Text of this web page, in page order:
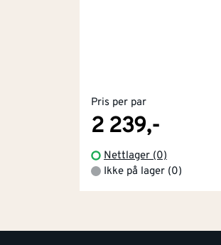
Pris per par
2 239,-
Nettlager (0)
Ikke på lager (0)